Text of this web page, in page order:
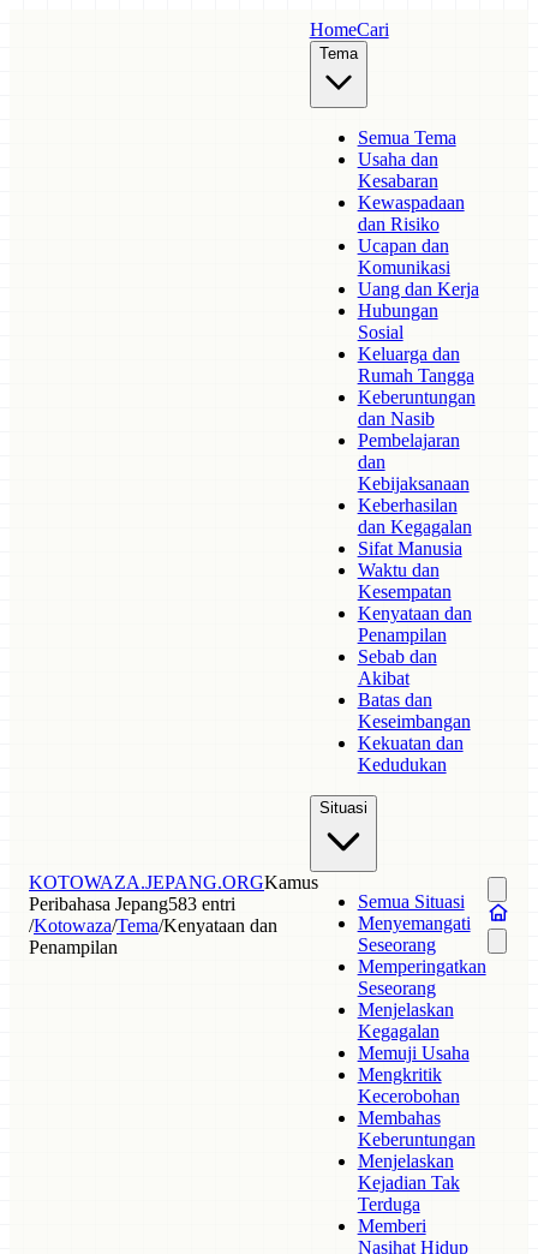
KOTOWAZA.JEPANG.ORGKamus
Peribahasa Jepang583 entri
/Kotowaza/Tema/Kenyataan dan
Penampilan
HomeCari
Tema
Semua Tema
Usaha dan
Kesabaran
Kewaspadaan
dan Risiko
Ucapan dan
Komunikasi
Uang dan Kerja
Hubungan
Sosial
Keluarga dan
Rumah Tangga
Keberuntungan
dan Nasib
Pembelajaran
dan
Kebijaksanaan
Keberhasilan
dan Kegagalan
Sifat Manusia
Waktu dan
Kesempatan
Kenyataan dan
Penampilan
Sebab dan
Akibat
Batas dan
Keseimbangan
Kekuatan dan
Kedudukan
Situasi
Semua Situasi
Menyemangati
Seseorang
Memperingatkan
Seseorang
Menjelaskan
Kegagalan
Memuji Usaha
Mengkritik
Kecerobohan
Membahas
Keberuntungan
Menjelaskan
Kejadian Tak
Terduga
Memberi
Nasihat Hidup